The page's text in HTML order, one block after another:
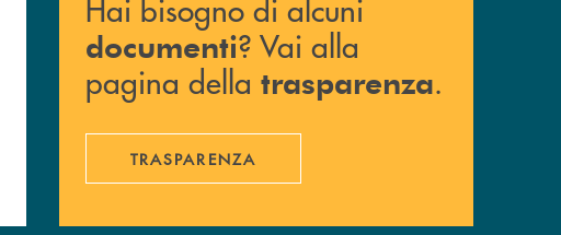
Hai bisogno di alcuni
documenti? Vai alla
pagina della trasparenza.
TRASPARENZA